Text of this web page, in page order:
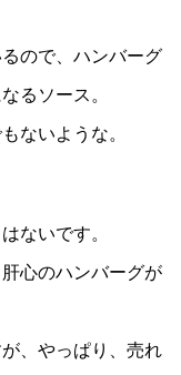
ので、ハンバーグ
るソース。
ないような。
ないです。
心のハンバーグが
、やっぱり、売れ